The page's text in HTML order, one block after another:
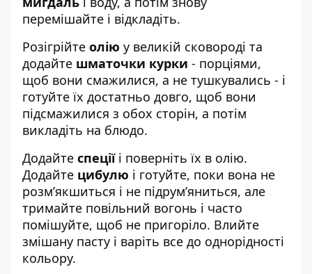
перемішайте і відкладіть.
Розігрійте олію у великій сковороді та
додайте шматочки курки - порціями,
щоб вони смажилися, а не тушкувались - і
готуйте їх достатньо довго, щоб вони
підсмажилися з обох сторін, а потім
викладіть на блюдо.
Додайте спеціїі поверніть їх в олію.
Додайте цибулю і готуйте, поки вона не
розм’якшиться і не підрум’яниться, але
тримайте повільний вогонь і часто
помішуйте, щоб не пригоріло. Влийте
змішану пасту і варіть все до однорідності
кольору.